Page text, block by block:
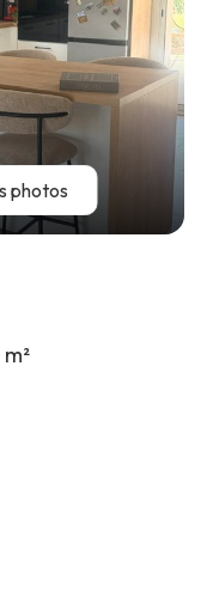
photos